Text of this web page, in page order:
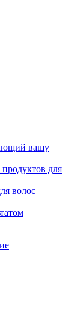
вашу
для
волос